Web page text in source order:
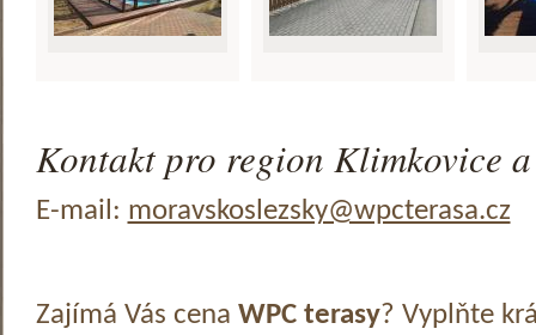
Kontakt pro region Klimkovice
E-mail: moravskoslezsky@wpcterasa.cz
Zajímá Vás cena WPC terasy? Vyplňte